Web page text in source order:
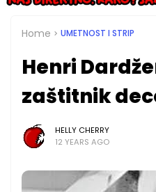
Home UMETNOST I STRIP
Henri
zaštitnik
HELLY CHERRY
12 YEARS AGO